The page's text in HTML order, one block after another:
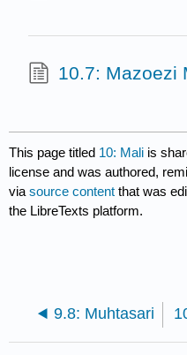
10.7: Mazoezi
This page titled 10: Mali is
license and was authored,
viasource content that was
the LibreTexts platform.
9.8: Muhtasari